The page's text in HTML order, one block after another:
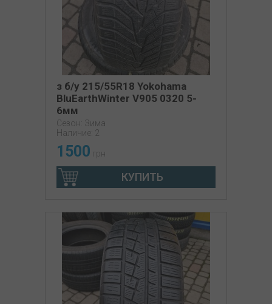
з б/у 215/55R18 Yokohama
BluEarthWinter V905 0320 5-
6мм
Сезон: Зима
Наличие: 2
1500 грн
КУПИТЬ